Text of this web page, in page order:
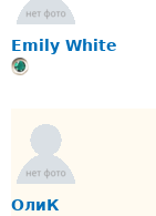
Emily White
ОлиК